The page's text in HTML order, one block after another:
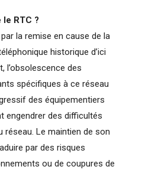
RTC ?
la remise en cause de la
historique d’ici
l’obsolescence des
spécifiques à ce réseau
des équipementiers
engendrer des difficultés
réseau. Le maintien de son
par des risques
ou de coupures de